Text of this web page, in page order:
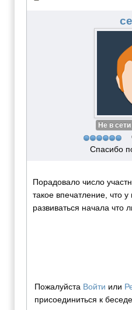
Не в сети
Спасибо
Порадовало число
такое впечатление, что у
развиваться начала что
Пожалуйста Войти или
присоединиться к